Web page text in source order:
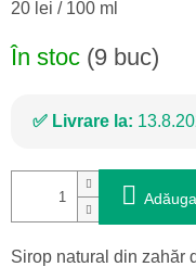
Evaluare
20 lei / 100 ml
În stoc (9 buc)
Livrare la:
Sirop natural din zahăr